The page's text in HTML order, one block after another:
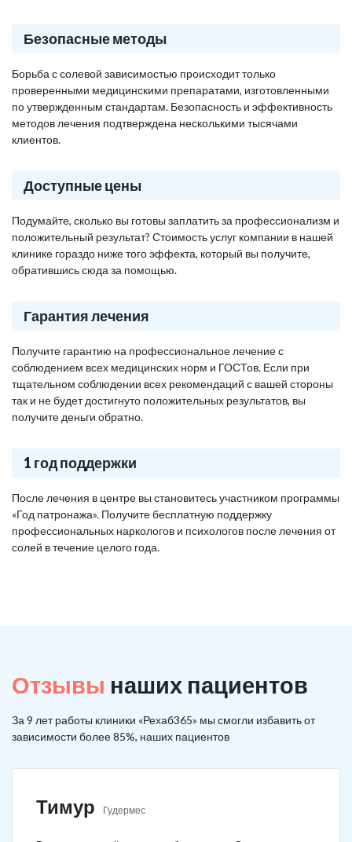
Безопасные методы
Борьба с солевой зависимостью происходит только
проверенными медицинскими препаратами, изготовленными
по утвержденным стандартам. Безопасность и эффективность
методов лечения подтверждена несколькими тысячами
клиентов.
Доступные цены
Подумайте, сколько вы готовы заплатить за профессионализм и
положительный результат? Стоимость услуг компании в нашей
клинике гораздо ниже того эффекта, который вы получите,
обратившись сюда за помощью.
Гарантия лечения
Получите гарантию на профессиональное лечение с
соблюдением всех медицинских норм и ГОСТов. Если при
тщательном соблюдении всех рекомендаций с вашей стороны
так и не будет достигнуто положительных результатов, вы
получите деньги обратно.
1 год поддержки
После лечения в центре вы становитесь участником программы
«Год патронажа». Получите бесплатную поддержку
профессиональных наркологов и психологов после лечения от
солей в течение целого года.
Отзывы наших пациентов
За 9 лет работы клиники «Рехаб365» мы смогли избавить от
зависимости более 85%, наших пациентов
Тимур Гудермес